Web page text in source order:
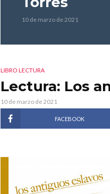
10 de marzo de 2021
LIBRO LECTURA
Lectura: Los
10 de marzo de 2021
FACEBOOK